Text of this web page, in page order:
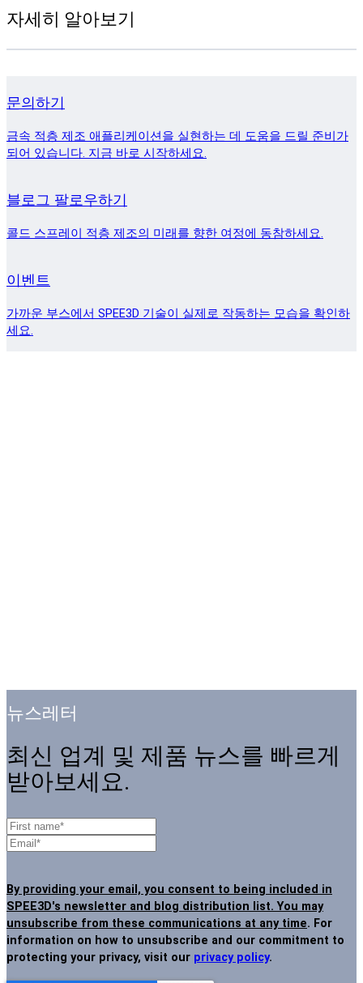
자세히 알아보기
문의하기
금속 적층 제조 애플리케이션을 실현하는 데 도움을 드릴 준비가
되어 있습니다. 지금 바로 시작하세요.
블로그 팔로우하기
콜드 스프레이 적층 제조의 미래를 향한 여정에 동참하세요.
이벤트
가까운 부스에서 SPEE3D 기술이 실제로 작동하는 모습을 확인하
세요.
뉴스레터
최신 업계 및 제품 뉴스를 빠르게
받아보세요.
By providing your email, you consent to being included in
SPEE3D's newsletter and blog distribution list. You may
unsubscribe from these communications at any time. For
information on how to unsubscribe and our commitment to
protecting your privacy, visit our privacy policy.